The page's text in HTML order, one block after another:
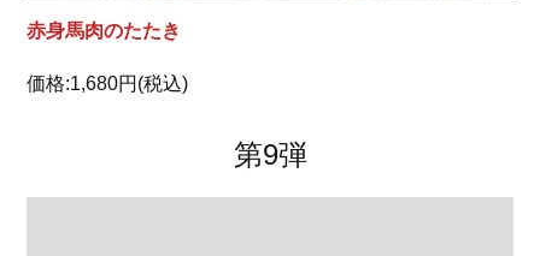
赤身馬肉のたたき
価格:1,680円(税込)
第9弾